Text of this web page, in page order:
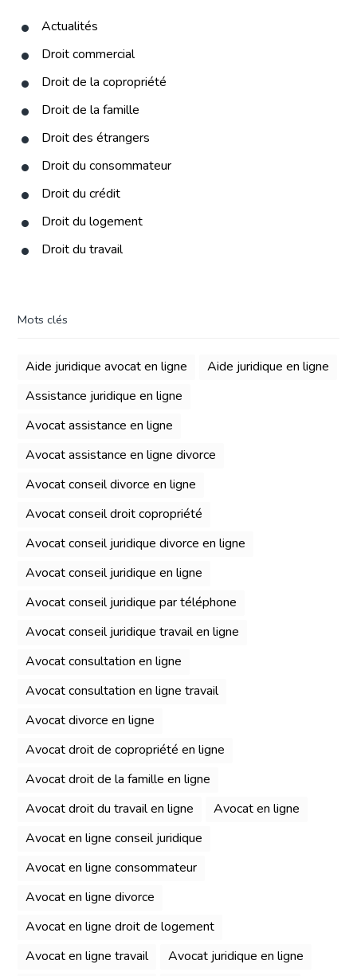
Actualités
Droit commercial
Droit de la copropriété
Droit de la famille
Droit des étrangers
Droit du consommateur
Droit du crédit
Droit du logement
Droit du travail
Mots clés
Aide juridique avocat en ligne
Aide juridique en ligne
Assistance juridique en ligne
Avocat assistance en ligne
Avocat assistance en ligne divorce
Avocat conseil divorce en ligne
Avocat conseil droit copropriété
Avocat conseil juridique divorce en ligne
Avocat conseil juridique en ligne
Avocat conseil juridique par téléphone
Avocat conseil juridique travail en ligne
Avocat consultation en ligne
Avocat consultation en ligne travail
Avocat divorce en ligne
Avocat droit de copropriété en ligne
Avocat droit de la famille en ligne
Avocat droit du travail en ligne
Avocat en ligne
Avocat en ligne conseil juridique
Avocat en ligne consommateur
Avocat en ligne divorce
Avocat en ligne droit de logement
Avocat en ligne travail
Avocat juridique en ligne